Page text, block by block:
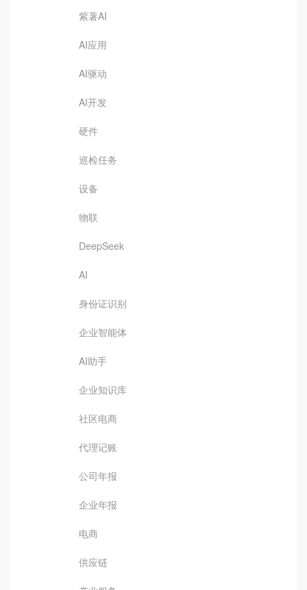
紫薯AI
AI应用
AI驱动
AI开发
硬件
巡检任务
设备
物联
DeepSeek
AI
身份证识别
企业智能体
AI助手
企业知识库
社区电商
代理记账
公司年报
企业年报
电商
供应链